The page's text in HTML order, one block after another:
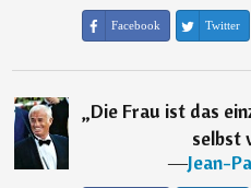
Facebook Twitter
„Die Frau ist das
selbst
―Jean-